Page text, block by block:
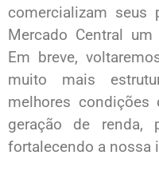
comercializam
Mercado Central
Em breve,
muito mais
melhores condições
geração de renda,
fortalecendo a nossa